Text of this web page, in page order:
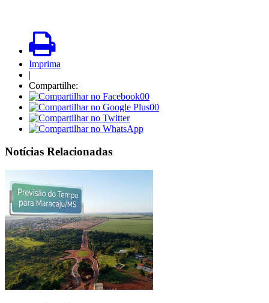
Imprima
|
Compartilhe:
00
00
Notícias Relacionadas